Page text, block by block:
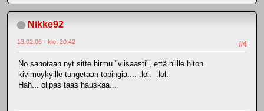
Nikke92
#4
13.02.06 - klo: 20.42
No sanotaan nyt sitte hirmu "viisaasti", että niille hiton
kivimöykyille tungetaan topingia.... :lol: :lol:
Hah... olipas taas hauskaa...